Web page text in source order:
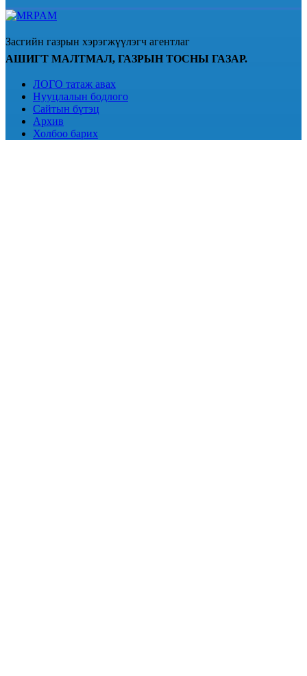
Засгийн газрын хэрэгжүүлэгч агентлаг
АШИГТ МАЛТМАЛ, ГАЗРЫН ТОСНЫ ГАЗАР.
ЛОГО татаж авах
Нууцлалын бодлого
Сайтын бүтэц
Архив
Холбоо барих